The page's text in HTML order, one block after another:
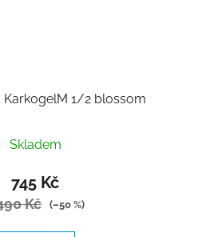
KarkogelM 1/2 blossom
Skladem
745 Kč
Kč (–50 %)